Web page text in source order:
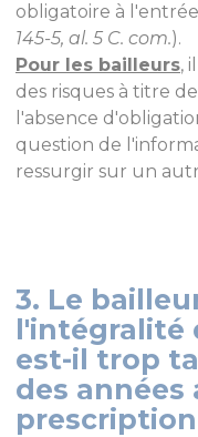
obligatoire à
145-5, al. 5 C. com.).
Pour les bailleurs,
des risques à titre
l'absence
question de
ressurgir sur un
3. Le
l'intégralité
est-il trop
des années